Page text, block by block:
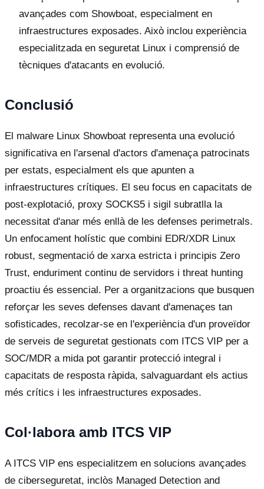
avançades com Showboat, especialment en
infraestructures exposades. Això inclou experiència
especialitzada en seguretat Linux i comprensió de
tècniques d'atacants en evolució.
Conclusió
El malware Linux Showboat representa una evolució
significativa en l'arsenal d'actors d'amenaça patrocinats
per estats, especialment els que apunten a
infraestructures crítiques. El seu focus en capacitats de
post-explotació, proxy SOCKS5 i sigil subratlla la
necessitat d'anar més enllà de les defenses perimetrals.
Un enfocament holístic que combini EDR/XDR Linux
robust, segmentació de xarxa estricta i principis Zero
Trust, enduriment continu de servidors i threat hunting
proactiu és essencial. Per a organitzacions que busquen
reforçar les seves defenses davant d'amenaçes tan
sofisticades, recolzar-se en l'experiència d'un proveïdor
de serveis de seguretat gestionats com ITCS VIP per a
SOC/MDR a mida pot garantir protecció integral i
capacitats de resposta ràpida, salvaguardant els actius
més crítics i les infraestructures exposades.
Col·labora amb ITCS VIP
A ITCS VIP ens especialitzem en solucions avançades
de ciberseguretat, inclòs Managed Detection and